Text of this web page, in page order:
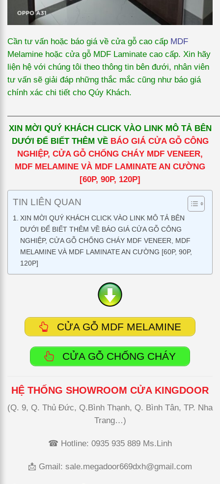
Cần tư vấn hoặc báo giá về cửa gỗ cao cấp MDF
Melamine hoặc cửa gỗ MDF Laminate cao cấp. Xin hãy
liện hệ với chúng tôi theo thông tin bên đưới, nhân viên
tư vấn sẽ giải đáp những thắc mắc cũng như báo giá
chính xác chi tiết cho Qúy Khách.
XIN MỜI QUÝ KHÁCH CLICK VÀO LINK MÔ TẢ BÊN
DƯỚI ĐỂ BIẾT THÊM VỀBÁO GIÁ CỬA GỖ CÔNG
NGHIỆP, CỬA GỖ CHỐNG CHÁY MDF VENEER,
MDF MELAMINE VÀ MDF LAMINATE AN CƯỜNG
[60P, 90P, 120P]
TIN LIÊN QUAN
XIN MỜI QUÝ KHÁCH CLICK VÀO LINK MÔ TẢ BÊN
DƯỚI ĐỂ BIẾT THÊM VỀ BÁO GIÁ CỬA GỖ CÔNG
NGHIỆP, CỬA GỖ CHỐNG CHÁY MDF VENEER, MDF
MELAMINE VÀ MDF LAMINATE AN CƯỜNG [60P, 90P,
120P]
CỬA GỖ MDF MELAMINE
CỬA GỖ CHỐNG CHÁY
HỆ THỐNG SHOWROOM CỬA KINGDOOR
(Q. 9, Q. Thủ Đức, Q.Bình Thạnh, Q. Bình Tân, TP. Nha
Trang…)
☎ Hotline: 0935 935 889 Ms.Linh
📩 Gmail: sale.megadoor669dxh@gmail.com